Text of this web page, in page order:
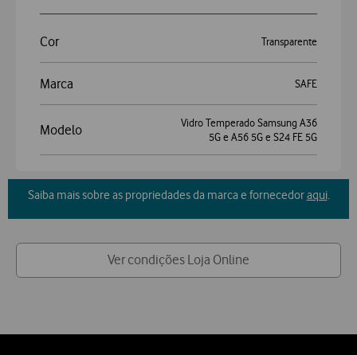
Cor Transparente
Marca SAFE
Modelo
Vidro Temperado Samsung A36
5G e A56 5G e S24 FE 5G
Saiba mais sobre as propriedades da marca e fornecedoraqui.
Ver condições Loja Online